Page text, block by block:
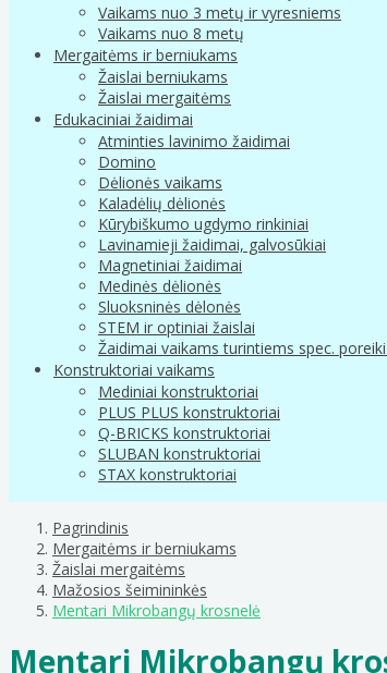
Vaikams nuo 3 metų ir vyresniems
Vaikams nuo 8 metų
Mergaitėms ir berniukams
Žaislai berniukams
Žaislai mergaitėms
Edukaciniai žaidimai
Atminties lavinimo žaidimai
Domino
Dėlionės vaikams
Kaladėlių dėlionės
Kūrybiškumo ugdymo rinkiniai
Lavinamieji žaidimai, galvosūkiai
Magnetiniai žaidimai
Medinės dėlionės
Sluoksninės dėlonės
STEM ir optiniai žaislai
Žaidimai vaikams turintiems spec.
Konstruktoriai vaikams
Mediniai konstruktoriai
PLUS PLUS konstruktoriai
Q-BRICKS konstruktoriai
SLUBAN konstruktoriai
STAX konstruktoriai
Pagrindinis
Mergaitėms ir berniukams
Žaislai mergaitėms
Mažosios šeimininkės
Mentari Mikrobangų krosnelė
Mentari Mikrobangų